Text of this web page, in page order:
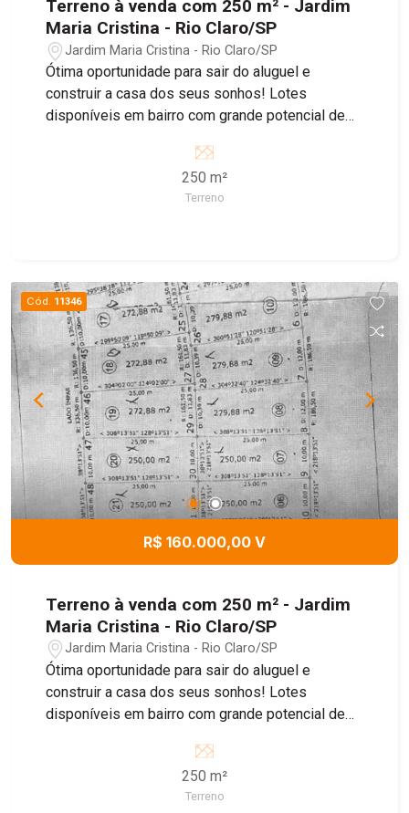
Terreno à venda com 250 m² - Jardim
Maria Cristina - Rio Claro/SP
Jardim Maria Cristina - Rio Claro/SP
Ótima oportunidade para sair do aluguel e
construir a casa dos seus sonhos! Lotes
disponíveis em bairro com grande potencial de
250 m²
Terreno
Cód. 11346
R$ 160.000,00 V
Terreno à venda com 250 m² - Jardim
Maria Cristina - Rio Claro/SP
Jardim Maria Cristina - Rio Claro/SP
Ótima oportunidade para sair do aluguel e
construir a casa dos seus sonhos! Lotes
disponíveis em bairro com grande potencial de
250 m²
Terreno